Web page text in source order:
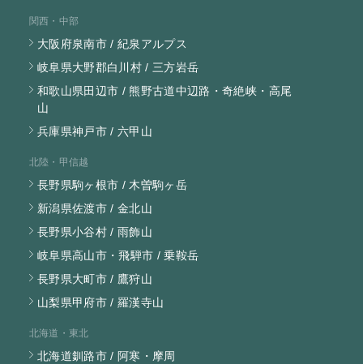
関西・中部
大阪府泉南市 / 紀泉アルプス
岐阜県大野郡白川村 / 三方岩岳
和歌山県田辺市 / 熊野古道中辺路・奇絶峡・高尾
山
兵庫県神戸市 / 六甲山
北陸・甲信越
長野県駒ヶ根市 / 木曽駒ヶ岳
新潟県佐渡市 / 金北山
長野県小谷村 / 雨飾山
岐阜県高山市・飛騨市 / 乗鞍岳
長野県大町市 / 鷹狩山
山梨県甲府市 / 羅漢寺山
北海道・東北
北海道釧路市 / 阿寒・摩周